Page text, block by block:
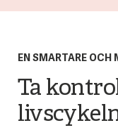
EN SMARTARE OCH
Ta